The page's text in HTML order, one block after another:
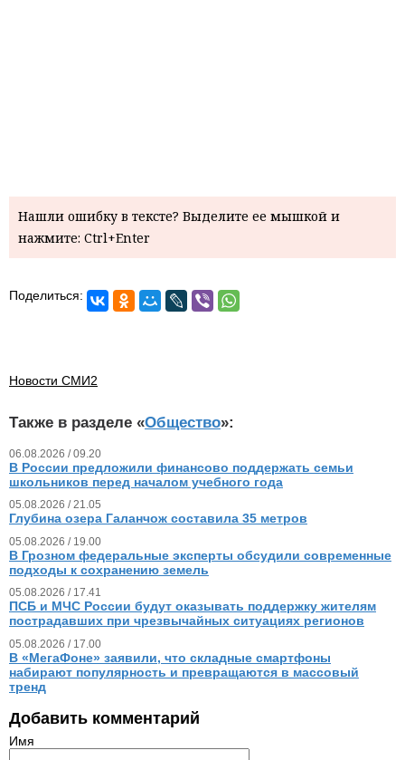
Нашли ошибку в тексте? Выделите ее мышкой и
нажмите: Ctrl+Enter
Поделиться:
Новости СМИ2
Также в разделе «Общество»:
06.08.2026 / 09.20
В России предложили финансово поддержать семьи
школьников перед началом учебного года
05.08.2026 / 21.05
Глубина озера Галанчож составила 35 метров
05.08.2026 / 19.00
В Грозном федеральные эксперты обсудили современные
подходы к сохранению земель
05.08.2026 / 17.41
ПСБ и МЧС России будут оказывать поддержку жителям
пострадавших при чрезвычайных ситуациях регионов
05.08.2026 / 17.00
В «МегаФоне» заявили, что складные смартфоны
набирают популярность и превращаются в массовый
тренд
Добавить комментарий
Имя